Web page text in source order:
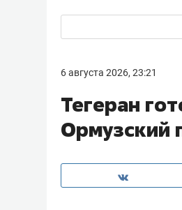
6 августа 2026, 23:21
Тегеран
Ормузский